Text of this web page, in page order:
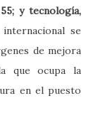
y tecnología,
se
de mejora
que ocupa la
en el puesto